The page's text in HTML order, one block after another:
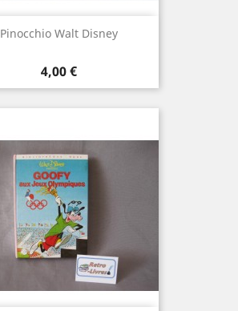
Pinocchio Walt Disney
Prix
4,00 €